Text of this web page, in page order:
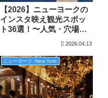
【2026】ニューヨークの
インスタ映え観光スポッ
ト36選！〜人気・穴場か
2026.04.13
ニューヨーク -New York-